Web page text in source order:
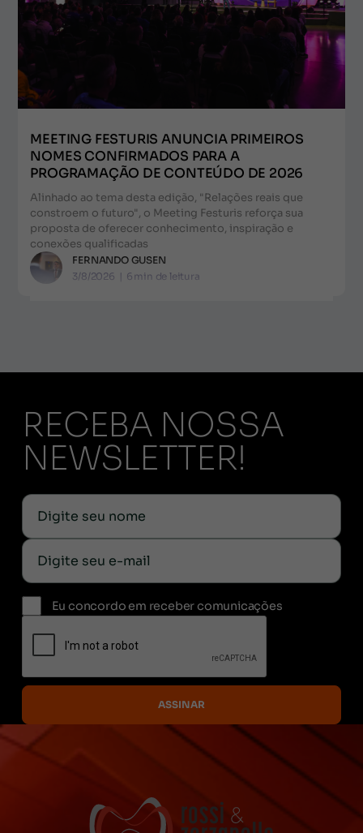
MEETING FESTURIS ANUNCIA PRIMEIROS
NOMES CONFIRMADOS PARA A
PROGRAMAÇÃO DE CONTEÚDO DE 2026
Alinhado ao tema desta edição, "Relações reais que
constroem o futuro", o Meeting Festuris reforça sua
proposta de oferecer conhecimento, inspiração e
conexões qualificadas
FERNANDO GUSEN
3/8/2026 | 6 min de leitura
RECEBA NOSSA
NEWSLETTER!
Eu concordo em receber comunicações